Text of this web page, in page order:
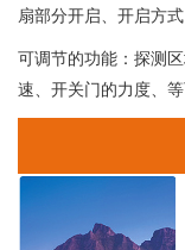
扇部分开启、开启方
可调节的功能：探测
速、开关门的力度、等